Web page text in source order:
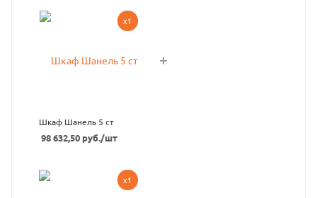
x1
Шкаф Шанель 5 ст
98 632,50руб./шт
x1